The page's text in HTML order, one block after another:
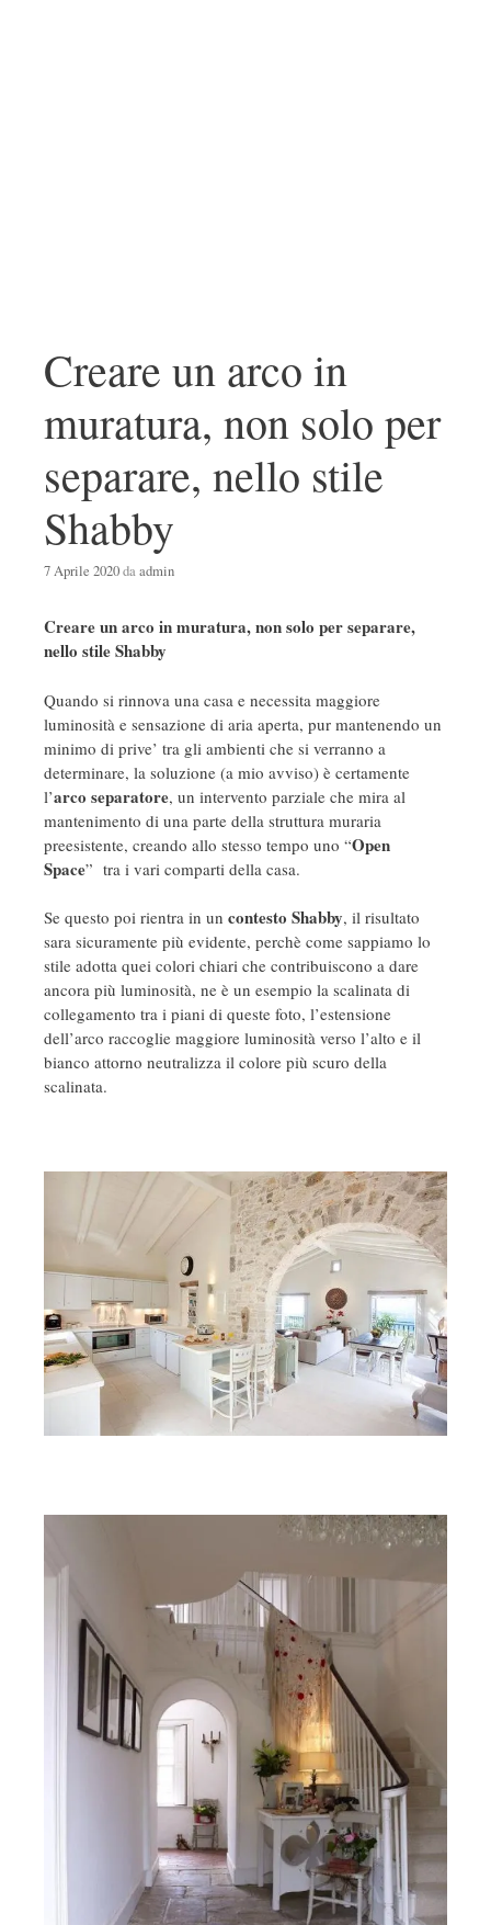
Creare un arco in
muratura, non solo per
separare, nello stile
Shabby
7 Aprile 2020daadmin
Creare un arco in muratura, non solo per separare,
nello stile Shabby
Quando si rinnova una casa e necessita maggiore
luminosità e sensazione di aria aperta, pur mantenendo un
minimo di prive’ tra gli ambienti che si verranno a
determinare, la soluzione (a mio avviso) è certamente
l’arco separatore, un intervento parziale che mira al
mantenimento di una parte della struttura muraria
preesistente, creando allo stesso tempo uno “Open
Space” tra i vari comparti della casa.
Se questo poi rientra in un contesto Shabby, il risultato
sara sicuramente più evidente, perchè come sappiamo lo
stile adotta quei colori chiari che contribuiscono a dare
ancora più luminosità, ne è un esempio la scalinata di
collegamento tra i piani di queste foto, l’estensione
dell’arco raccoglie maggiore luminosità verso l’alto e il
bianco attorno neutralizza il colore più scuro della
scalinata.